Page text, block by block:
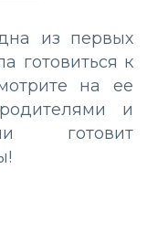
из первых
готовиться к
на ее
и
готовит